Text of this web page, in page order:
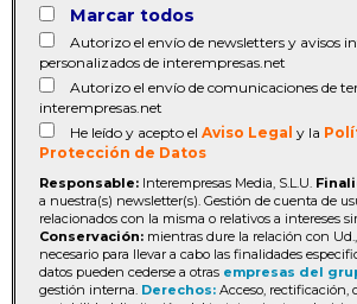
Marcar todos
Autorizo el envío de newsletters y avisos
personalizados de interempresas.net
Autorizo el envío de comunicaciones de
interempresas.net
He leído y acepto el Aviso Legal y la
Protección de Datos
Responsable: Interempresas Media, S.L.U.
a nuestra(s) newsletter(s). Gestión de cuenta de
relacionados con la misma o relativos a intereses
Conservación: mientras dure la relación con
necesario para llevar a cabo las finalidades
datos pueden cederse a otras empresas del
gestión interna. Derechos: Acceso, rectificación,